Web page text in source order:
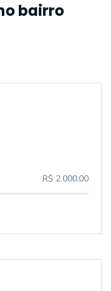
bairro
R$ 2.000,00